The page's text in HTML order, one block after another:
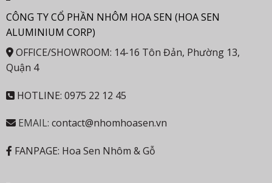
CÔNG TY CỔ PHẦN NHÔM HOA SEN (HOA SEN
ALUMINIUM CORP)
OFFICE/SHOWROOM: 14-16 Tôn Đản, Phường 13,
Quận 4
HOTLINE: 0975 22 12 45
EMAIL: contact@nhomhoasen.vn
FANPAGE: Hoa Sen Nhôm & Gỗ